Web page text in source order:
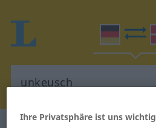
Ihre Privatsphäre ist uns wichtig